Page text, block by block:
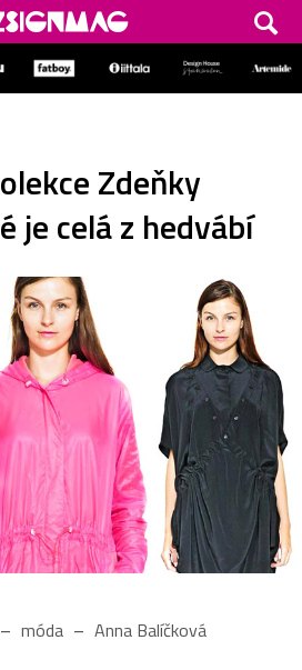
Zdeňky
je celá z hedvábí
móda Anna Balíčková